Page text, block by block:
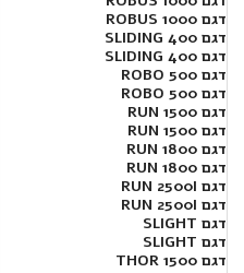
דגם 1000 ROBUS
דגם SLIDING 400
דגם SLIDING 400
דגם ROBO 500
דגם ROBO 500
דגם RUN 1500
דגם RUN 1500
דגם RUN 1800
דגם RUN 1800
דגם RUN 2500I
דגם RUN 2500I
דגם SLIGHT
דגם SLIGHT
דגם THOR 1500